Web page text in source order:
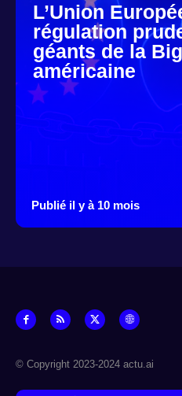
L’Union
régulation
géants de la
américaine
Publié il y à 10 mois
© Copyright 2023-2024 actu.ai